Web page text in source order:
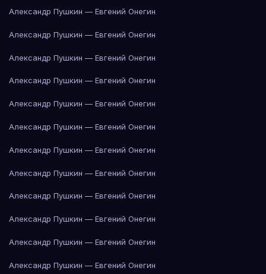
Александр Пушкин — Евгений Онегин
Александр Пушкин — Евгений Онегин
Александр Пушкин — Евгений Онегин
Александр Пушкин — Евгений Онегин
Александр Пушкин — Евгений Онегин
Александр Пушкин — Евгений Онегин
Александр Пушкин — Евгений Онегин
Александр Пушкин — Евгений Онегин
Александр Пушкин — Евгений Онегин
Александр Пушкин — Евгений Онегин
Александр Пушкин — Евгений Онегин
Александр Пушкин — Евгений Онегин